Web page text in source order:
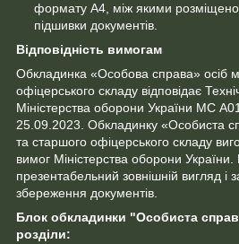
формату А4, між якими розміщено
підшивки документів.
Відповідність вимогам
Обкладинка «Особова справа» осіб
офіцерського складу відповідає
Міністерства оборони України МС
25.09.2023. Обкладинку «Особиста
та старшого офіцерського складу
вимог Міністерства оборони
презентабельний зовнішній вигляд і
збереження документів.
Блок обкладинки "Особиста
розділи: